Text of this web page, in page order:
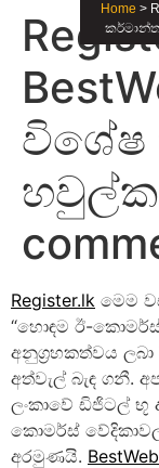
Home >
කර්මාන්ත
විශේෂ
Register.lk මෙම
“හොඳම ඊ-
අනුග්‍රහකත්වය ලබා
අත්වැල් බැඳ ගනී.
ලංකාවේ ඩිජිටල්
කොමර්ස්
අරමුණයි.